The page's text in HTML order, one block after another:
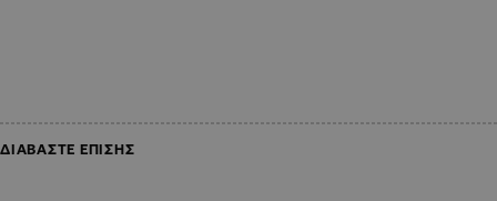
ΔΙΑΒΑΣΤΕ ΕΠΙΣΗΣ